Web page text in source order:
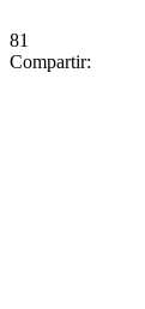
81
Compartir: